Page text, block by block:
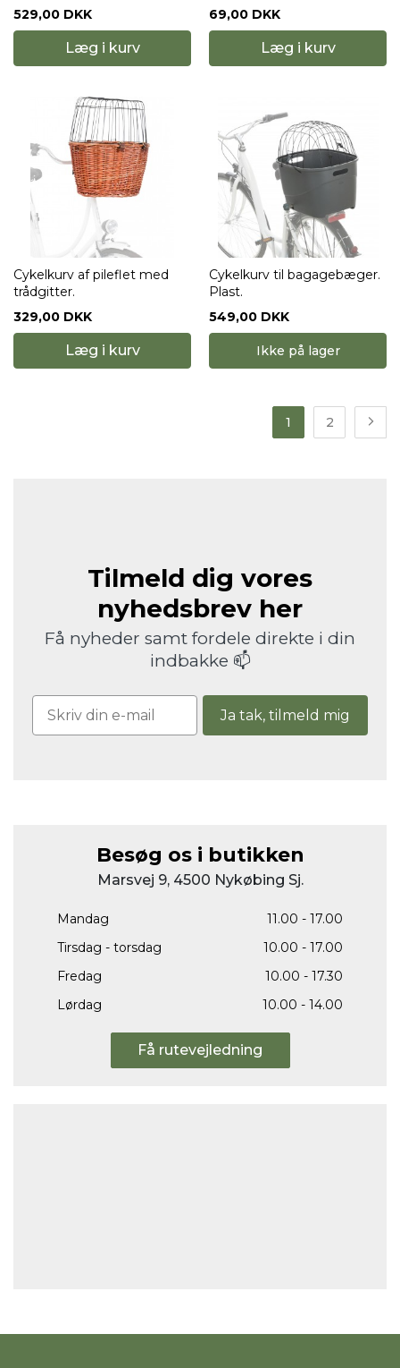
529,00 DKK
Læg i kurv
69,00 DKK
Læg i kurv
Cykelkurv af pileflet med
trådgitter.
329,00 DKK
Læg i kurv
Cykelkurv til bagagebæger.
Plast.
549,00 DKK
Ikke på lager
1 2
Tilmeld dig vores
nyhedsbrev her
Få nyheder samt fordele direkte i din
indbakke 📫
Ja tak, tilmeld mig
Besøg os i butikken
Marsvej 9, 4500 Nykøbing Sj.
Mandag
11.00 - 17.00
Tirsdag - torsdag
10.00 - 17.00
Fredag
10.00 - 17.30
Lørdag
10.00 - 14.00
Få rutevejledning